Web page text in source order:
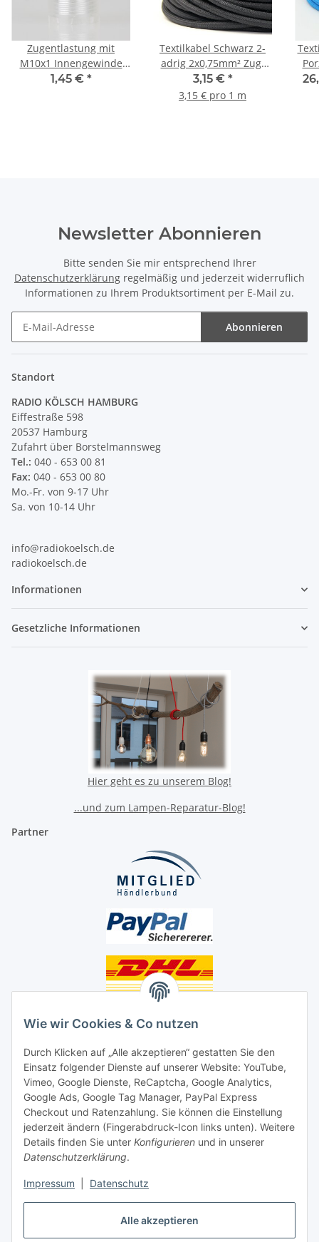
Alle akzeptieren
Wie wir Cookies & Co nutzen
Durch Klicken auf „Alle akzeptieren“ gestatten Sie den
Einsatz folgender Dienste auf unserer Website: YouTube,
Vimeo, Google Dienste, ReCaptcha, Google Analytics,
Google Ads, Google Tag Manager, PayPal Express
Checkout und Ratenzahlung. Sie können die Einstellung
jederzeit ändern (Fingerabdruck-Icon links unten). Weitere
Details finden Sie unter Konfigurieren und in unserer
Datenschutzerklärung.
Impressum Datenschutz
Zugentlastung mit
M10x1 Innengewinde
für Kabel 13x19mm
1,45 € *
Textilkabel Schwarz 2-
adrig 2x0,75mm² Zug-
Pendelleitung S03RT-F
3,15 € *
3,15 € pro 1 m
Newsletter Abonnieren
Bitte senden Sie mir entsprechend Ihrer
Datenschutzerklärung regelmäßig und jederzeit widerruflich
Informationen zu Ihrem Produktsortiment per E-Mail zu.
Abonnieren
Standort
RADIO KÖLSCH HAMBURG
Eiffestraße 598
20537 Hamburg
Zufahrt über Borstelmannsweg
Tel.: 040 - 653 00 81
Fax: 040 - 653 00 80
Mo.-Fr. von 9-17 Uhr
Sa. von 10-14 Uhr
info@radiokoelsch.de
radiokoelsch.de
Informationen
Gesetzliche Informationen
Hier geht es zu unserem Blog!
...und zum Lampen-Reparatur-Blog!
Partner
Social Media
Unsere Dienstleistungen
Lampenreparatur
Lichtservice für Senioren
Vertrag widerrufen